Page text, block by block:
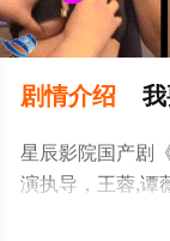
剧情介绍
星辰影院国产剧
演执导，王蓉,谭
精彩演绎的中国